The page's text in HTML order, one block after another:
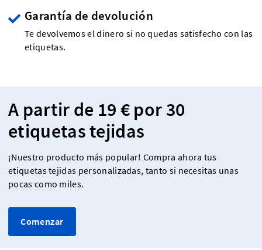
Garantía de devolución
Te devolvemos el dinero si no quedas satisfecho con las
etiquetas.
A partir de 19 € por 30
etiquetas tejidas
¡Nuestro producto más popular! Compra ahora tus
etiquetas tejidas personalizadas, tanto si necesitas unas
pocas como miles.
Comenzar